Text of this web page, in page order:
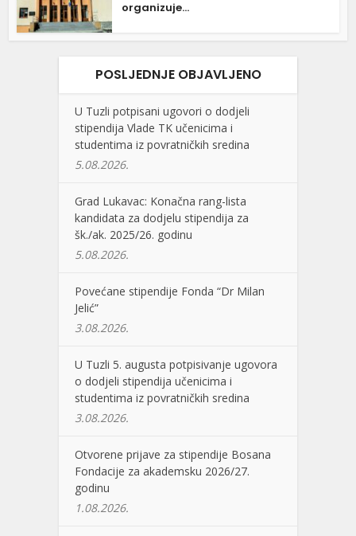
organizuje...
POSLJEDNJE OBJAVLJENO
U Tuzli potpisani ugovori o dodjeli
stipendija Vlade TK učenicima i
studentima iz povratničkih sredina
5.08.2026.
Grad Lukavac: Konačna rang-lista
kandidata za dodjelu stipendija za
šk./ak. 2025/26. godinu
5.08.2026.
Povećane stipendije Fonda “Dr Milan
Jelić”
3.08.2026.
U Tuzli 5. augusta potpisivanje ugovora
o dodjeli stipendija učenicima i
studentima iz povratničkih sredina
3.08.2026.
Otvorene prijave za stipendije Bosana
Fondacije za akademsku 2026/27.
godinu
1.08.2026.